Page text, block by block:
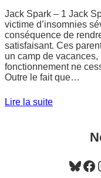
Jack Spark – 1 Jack
victime d’insomnies
conséquence de
satisfaisant. Ces
un camp de
fonctionnement ne
Outre le fait que…
Lire la suite
Bluesky Facebook